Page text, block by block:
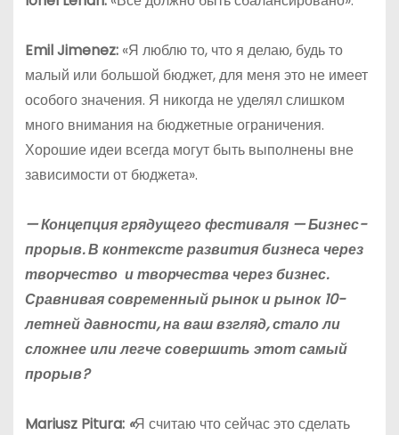
EmilJimenez:«Я люблю то, что я делаю, будь то
малый или большой бюджет, для меня это не имеет
особого значения. Я никогда не уделял слишком
много внимания на бюджетные ограничения.
Хорошие идеи всегда могут быть выполнены вне
зависимости от бюджета».
— Концепция грядущего фестиваля — Бизнес-
прорыв. В контексте развития бизнеса через
творчество и творчества через бизнес.
Сравнивая современный рынок и рынок 10-
летней давности, на ваш взгляд, стало ли
сложнее или легче совершить этот самый
прорыв?
Mariusz Pitura: «Я считаю что сейчас это сделать